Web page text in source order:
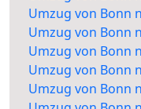
Umzug von Bonn
Umzug von Bonn
Umzug von Bonn
Umzug von Bonn
Umzug von Bonn